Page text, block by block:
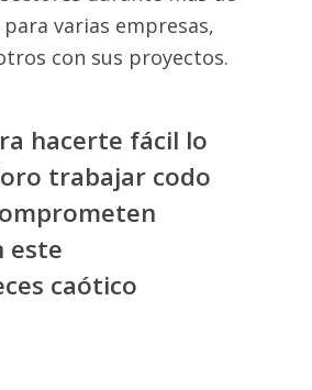
hacerte fácil lo
trabajar codo
este
caótico